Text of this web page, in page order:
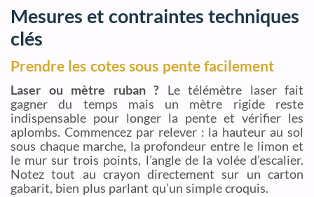
Mesures et contraintes techniques
clés
Prendre les cotes sous pente facilement
Laser ou mètre ruban ? Le télémètre laser fait
gagner du temps mais un mètre rigide reste
indispensable pour longer la pente et vérifier les
aplombs. Commencez par relever : la hauteur au sol
sous chaque marche, la profondeur entre le limon et
le mur sur trois points, l’angle de la volée d’escalier.
Notez tout au crayon directement sur un carton
gabarit, bien plus parlant qu’un simple croquis.